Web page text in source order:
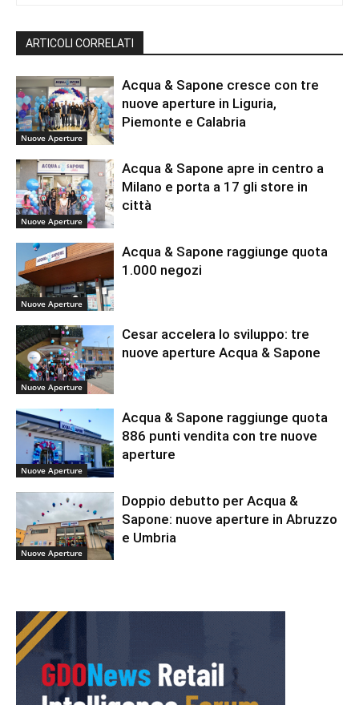
ARTICOLI CORRELATI
Nuove Aperture
Acqua & Sapone cresce con tre
nuove aperture in Liguria,
Piemonte e Calabria
Nuove Aperture
Acqua & Sapone apre in centro a
Milano e porta a 17 gli store in
città
Nuove Aperture
Acqua & Sapone raggiunge quota
1.000 negozi
Nuove Aperture
Cesar accelera lo sviluppo: tre
nuove aperture Acqua & Sapone
Nuove Aperture
Acqua & Sapone raggiunge quota
886 punti vendita con tre nuove
aperture
Nuove Aperture
Doppio debutto per Acqua &
Sapone: nuove aperture in Abruzzo
e Umbria